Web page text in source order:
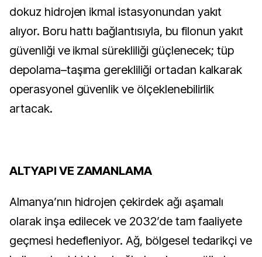
dokuz hidrojen ikmal istasyonundan yakıt
alıyor. Boru hattı bağlantısıyla, bu filonun yakıt
güvenliği ve ikmal sürekliliği güçlenecek; tüp
depolama–taşıma gerekliliği ortadan kalkarak
operasyonel güvenlik ve ölçeklenebilirlik
artacak.
ALTYAPI VE ZAMANLAMA
Almanya’nın hidrojen çekirdek ağı aşamalı
olarak inşa edilecek ve 2032’de tam faaliyete
geçmesi hedefleniyor. Ağ, bölgesel tedarikçi ve